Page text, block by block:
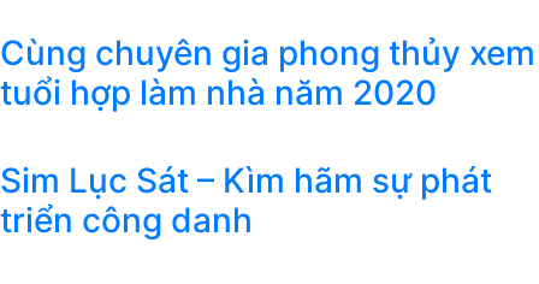
Cùng chuyên gia phong thủy xem
tuổi hợp làm nhà năm 2020
Sim Lục Sát – Kìm hãm sự phát
triển công danh